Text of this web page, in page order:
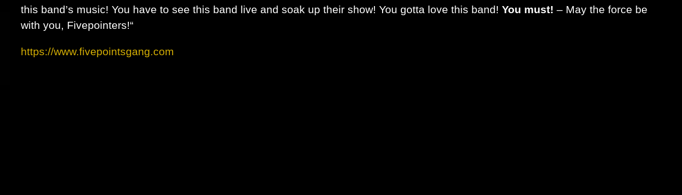
this band’s music! You have to see this band live and soak up their show! You gotta love this band! You must! – May the force be
with you, Fivepointers!“
https://www.fivepointsgang.com